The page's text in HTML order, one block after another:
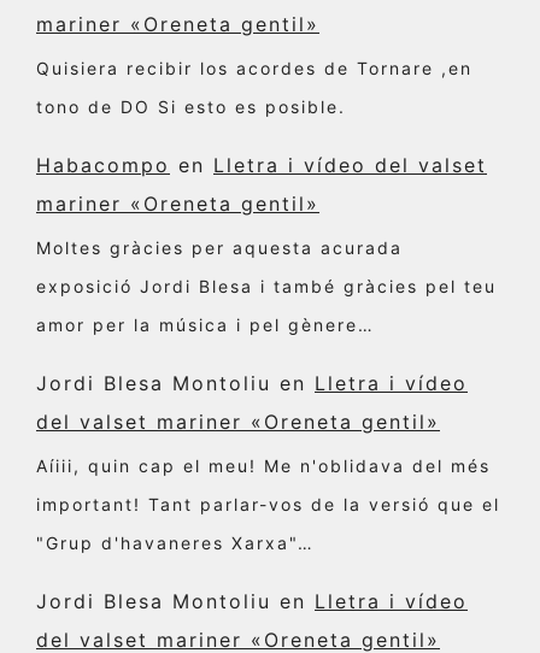
mariner «Oreneta gentil»
Quisiera recibir los acordes de Tornare ,en
tono de DO Si esto es posible.
Habacompo en Lletra i vídeo del valset
mariner «Oreneta gentil»
Moltes gràcies per aquesta acurada
exposició Jordi Blesa i també gràcies pel teu
amor per la música i pel gènere…
Jordi Blesa Montoliu en Lletra i vídeo
del valset mariner «Oreneta gentil»
Aíiii, quin cap el meu! Me n'oblidava del més
important! Tant parlar-vos de la versió que el
"Grup d'havaneres Xarxa"…
Jordi Blesa Montoliu en Lletra i vídeo
del valset mariner «Oreneta gentil»